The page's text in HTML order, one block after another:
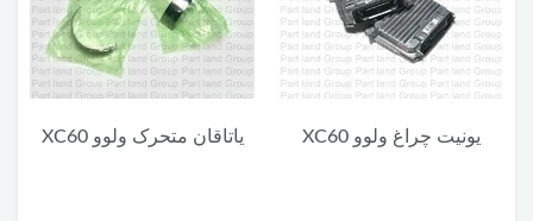
یاتاقان متحرک ولوو XC60 یاتاقان ثابت پایین ولوو XC60